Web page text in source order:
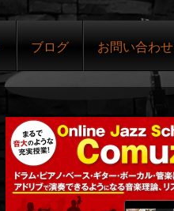
ブログ お問い合わせ